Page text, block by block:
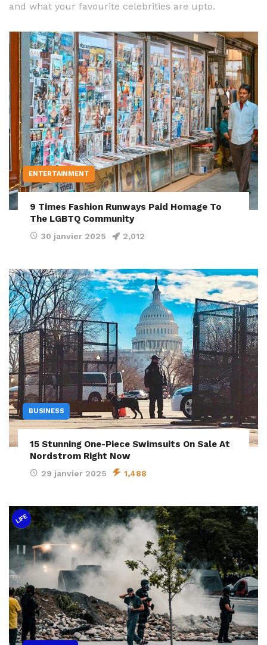
and what your favourite celebrities are upto.
ENTERTAINMENT
9 Times Fashion Runways Paid Homage To
The LGBTQ Community
30 janvier 2025 2,012
BUSINESS
15 Stunning One-Piece Swimsuits On Sale At
Nordstrom Right Now
29 janvier 2025 1,488
LIFE